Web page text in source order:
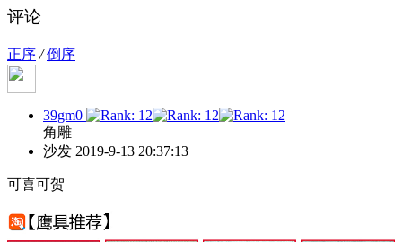
评论
正序 / 倒序
39gm0
角雕
沙发 2019-9-13 20:37:13
可喜可贺